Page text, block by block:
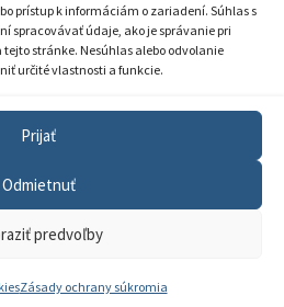
prístup k informáciám o zariadení. Súhlas s
spracovávať údaje, ako je správanie pri
stránke. Nesúhlas alebo odvolanie
určité vlastnosti a funkcie.
Prijať
Odmietnuť
predvoľby
Zásady ochrany súkromia
vzdelávania a mládeže
ochrany súkromia
informácií
cookies
GDPR